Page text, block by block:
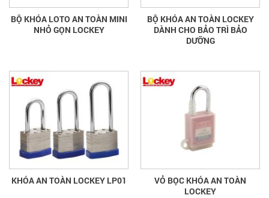
BỘ KHÓA LOTO AN TOÀN MINI
NHỎ GỌN LOCKEY
BỘ KHÓA AN TOÀN LOCKEY
DÀNH CHO BẢO TRÌ BẢO
DƯỠNG
KHÓA AN TOÀN LOCKEY LP01
VỎ BỌC KHÓA AN TOÀN
LOCKEY